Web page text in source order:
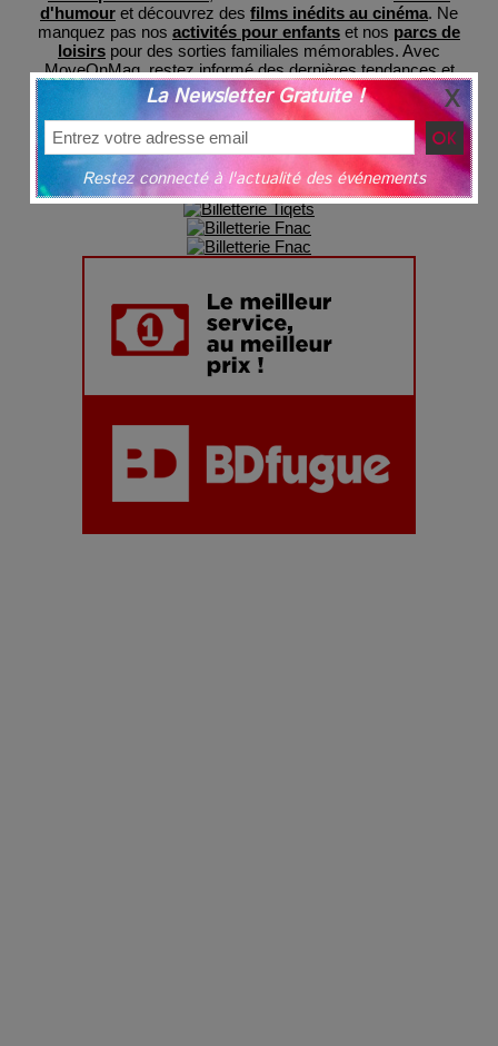
d'humour et découvrez des films inédits au cinéma. Ne
manquez pas nos activités pour enfants et nos parcs de
loisirs pour des sorties familiales mémorables. Avec
MoveOnMag, restez informé des dernières tendances et
préparez-vous à des expériences inoubliables, le tout
regroupé en un lieu central pour votre commodité et avec
une billeterie sécuriséegrâce à nos partenaires.
La Newsletter Gratuite !
Restez connecté à l'actualité des événements